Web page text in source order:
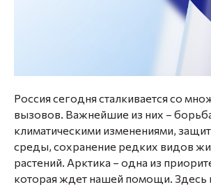
Россия сегодня сталкивается со
вызовов. Важнейшие из них –
климатическими изменениями,
среды, сохранение редких видов
растений. Арктика – одна из
которая ждет нашей помощи.